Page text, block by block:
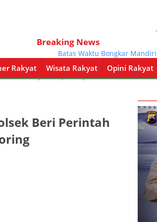
Breaking News
Batas Waktu Bongkar Mandiri
Rakyat Wisata Rakyat Opini Rakyat
Wisata Rakyat Opini Rakyat Pemerintahan
Beri Perintah